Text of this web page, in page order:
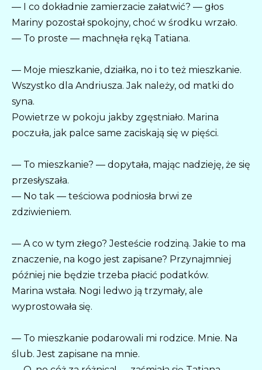
— I co dokładnie zamierzacie załatwić? — głos
Mariny pozostał spokojny, choć w środku wrzało.
— To proste — machnęła ręką Tatiana.
— Moje mieszkanie, działka, no i to też mieszkanie.
Wszystko dla Andriusza. Jak należy, od matki do
syna.
Powietrze w pokoju jakby zgęstniało. Marina
poczuła, jak palce same zaciskają się w pięści.
— To mieszkanie? — dopytała, mając nadzieję, że się
przesłyszała.
— No tak — teściowa podniosła brwi ze
zdziwieniem.
— A co w tym złego? Jesteście rodziną. Jakie to ma
znaczenie, na kogo jest zapisane? Przynajmniej
później nie będzie trzeba płacić podatków.
Marina wstała. Nogi ledwo ją trzymały, ale
wyprostowała się.
— To mieszkanie podarowali mi rodzice. Mnie. Na
ślub. Jest zapisane na mnie.